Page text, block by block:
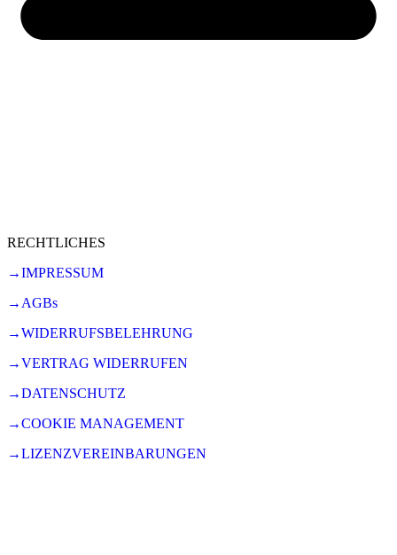
RECHTLICHES
→IMPRESSUM
→AGBs
→WIDERRUFSBELEHRUNG
→VERTRAG WIDERRUFEN
→DATENSCHUTZ
→COOKIE MANAGEMENT
→LIZENZVEREINBARUNGEN